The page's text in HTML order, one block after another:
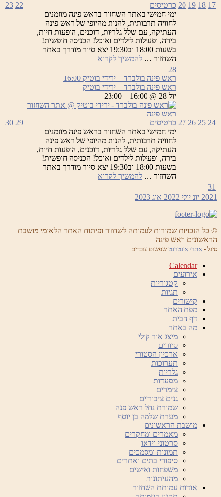
17
18
19
20 כרטיסים
ימי חמישי באתר השחזור בראש פינה מוזמנים
לחוויה תרבותית, להנות מהיופי של ראש פינה
העתיקה, עם שלל גלריות, דוכנים, הופעות חיות,
בירה, ופעילות לילדים ואוכל! הכניסה חופשית!
בשעות 18:00 וב19:30 יצא סיור מודרך באתר
השחזור … להמשיך לקרוא
בולברד
–
ירידי
בוטיק
22
23
24
25
26
27
28
ראש פינה בולברד – ירידי בוטיק 16:00
ראש פינה בולברד – ירידי בוטיק
יול 28 @ 16:00 – 23:00
כרטיסים
ימי חמישי באתר השחזור בראש פינה מוזמנים
לחוויה תרבותית, להנות מהיופי של ראש פינה
העתיקה, עם שלל גלריות, דוכנים, הופעות חיות,
בירה, ופעילות לילדים ואוכל! הכניסה חופשית!
בשעות 18:00 וב19:30 יצא סיור מודרך באתר
השחזור … להמשיך לקרוא
29
30
31
2021 יונ יולי 2022 אוג 2023
© כל הזכויות שמורות לעמותה לשחזור ופיתוח האתר הלאומי מושבת
הראשונים ראש פינה
סיגל - אתרי אינטרנט שפשוט עובדים.
Calendar
אירועים
קטגוריות
תגיות
קישורים
מפת האתר
דף הבית
מה באתר
מיצג אור קולי
סיורים
ארכיון הסטורי
תערוכות
גלריות
מסעדות
צימרים
גנים ציבוריים
שמורת נחל ראש פנה
מערת שלמה בן יוסף
מושבת הראשונים
מאמרים ומחקרים
סרטוני וידאו
תמונות ומסמכים
סיפורי בתים ואתרים
משפחות ואישים
מהעיתונות
אודות עמותת השחזור